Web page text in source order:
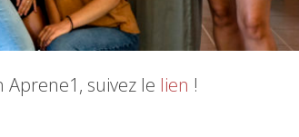
suivez le lien !